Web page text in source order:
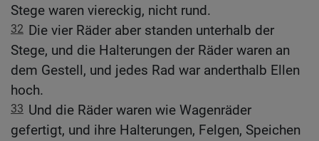
Stege waren viereckig, nicht rund.
32 Die vier Räder aber standen unterhalb der
Stege, und die Halterungen der Räder waren an
dem Gestell, und jedes Rad war anderthalb Ellen
hoch.
33 Und die Räder waren wie Wagenräder
gefertigt, und ihre Halterungen, Felgen, Speichen